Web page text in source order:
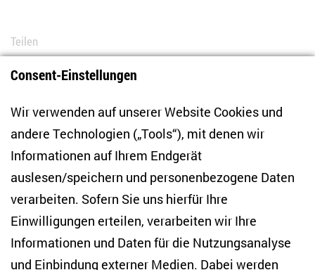
Teilen
BlueskyLinkedInFacebook
Zentrum für Osteuropa- und internationale
Studien
Anton-Wilhelm-Amo-Str. 60
10117 Berlin
Consent-Einstellungen
Wir verwenden auf unserer Website Cookies und
andere Technologien („Tools“), mit denen wir
Informationen auf Ihrem Endgerät
auslesen/speichern und personenbezogene Daten
verarbeiten. Sofern Sie uns hierfür Ihre
Einwilligungen erteilen, verarbeiten wir Ihre
Informationen und Daten für die Nutzungsanalyse
und Einbindung externer Medien. Dabei werden